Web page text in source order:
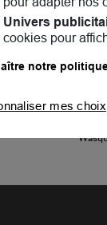
vous
Les
Roubaix
Univers
cookies pour
notre
mes choix